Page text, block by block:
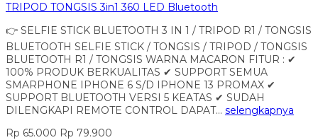
TRIPOD TONGSIS 3in1 360 LED Bluetooth
👉 SELFIE STICK BLUETOOTH 3 IN 1 / TRIPOD R1 / TONGSIS
BLUETOOTH SELFIE STICK / TONGSIS / TRIPOD / TONGSIS
BLUETOOTH R1 / TONGSIS WARNA MACARON FITUR : ✔
100% PRODUK BERKUALITAS ✔ SUPPORT SEMUA
SMARPHONE IPHONE 6 S/D IPHONE 13 PROMAX ✔
SUPPORT BLUETOOTH VERSI 5 KEATAS ✔ SUDAH
DILENGKAPI REMOTE CONTROL DAPAT… selengkapnya
Rp 65.000 Rp 79.900